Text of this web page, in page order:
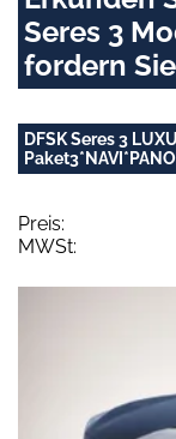
Seres 3
fordern
DFSK Seres 3
Preis:
MWSt: